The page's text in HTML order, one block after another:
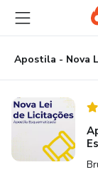
para
conteúdo
principal
para
pagamento
para
rodapé